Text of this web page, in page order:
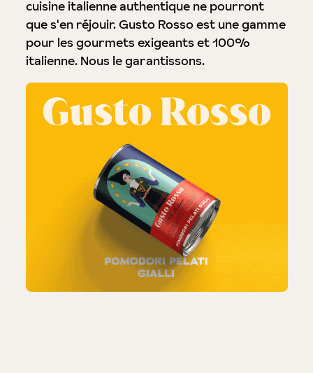
cuisine italienne authentique ne pourront
que s'en réjouir. Gusto Rosso est une gamme
pour les gourmets exigeants et 100%
italienne. Nous le garantissons.